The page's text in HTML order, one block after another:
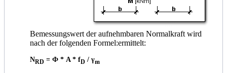
Bemessungswert der aufnehmbaren Normalkraft wird
nach der folgenden Formel:ermittelt:
NRD = Ф * A * fD / γm